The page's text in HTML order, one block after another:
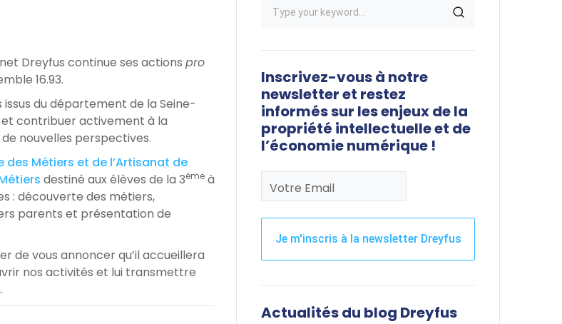
Dreyfus continue ses actions pro
16.93.
du département de la Seine-
contribuer activement à la
nouvelles perspectives.
Métiers et de l’Artisanat de
destiné aux élèves de la 3ème à
: découverte des métiers,
parents et présentation de
de vous annoncer qu’il accueillera
nos activités et lui transmettre
Inscrivez-vous à notre
newsletter et restez
informés sur les enjeux de la
propriété intellectuelle et de
l’économie numérique !
Votre Email
Je m'inscris à la newsletter Dreyfus
champ
devrait
Actualités du blog Dreyfus